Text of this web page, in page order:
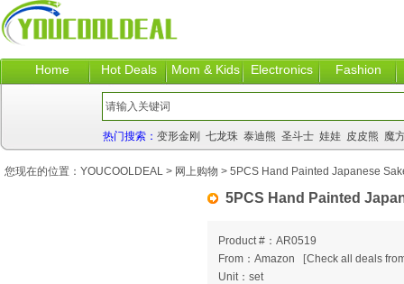
Home Hot Deals Mom & Kids Electronics Fashion
热门搜索： 变形金刚 七龙珠 泰迪熊 圣斗士 娃娃 皮皮熊 魔
5PCS Hand Painted
Product #：AR0519
From：Amazon
[Check all deals
Unit：set
您现在的位置： YOUCOOLDEAL > 网上购物 > 5PCS Hand Painted Japanese